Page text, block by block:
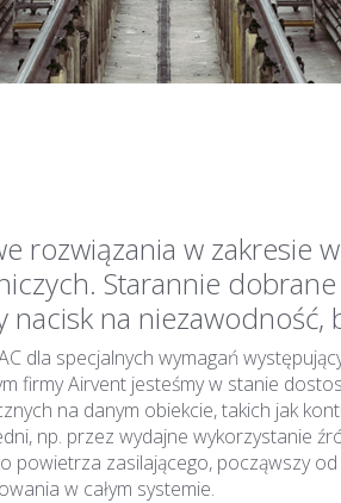
w zakresie
Starannie
nacisk na
dla specjalnych wymagań
Airvent jesteśmy w stanie
na danym obiekcie, takich jak
np. przez wydajne wykorzystanie
zasilającego, począwszy
w całym systemie.